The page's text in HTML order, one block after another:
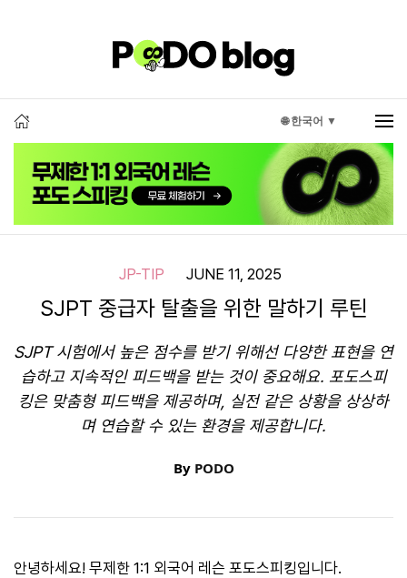
🌐 한국어 ▼
JP-TIP JUNE 11, 2025
SJPT 중급자 탈출을 위한 말하기 루틴
SJPT 시험에서 높은 점수를 받기 위해선 다양한 표현을 연
습하고 지속적인 피드백을 받는 것이 중요해요. 포도스피
킹은 맞춤형 피드백을 제공하며, 실전 같은 상황을 상상하
며 연습할 수 있는 환경을 제공합니다.
By PODO
안녕하세요! 무제한 1:1 외국어 레슨 포도스피킹입니다.